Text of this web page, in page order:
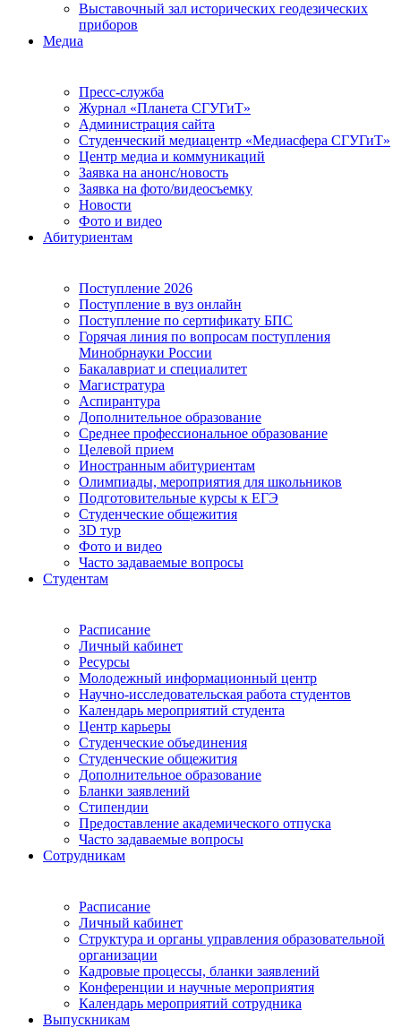
Выставочный зал исторических геодезических
приборов
Медиа
Пресс-служба
Журнал «Планета СГУГиТ»
Администрация сайта
Студенческий медиацентр «Медиасфера СГУГиТ»
Центр медиа и коммуникаций
Заявка на анонс/новость
Заявка на фото/видеосъемку
Новости
Фото и видео
Абитуриентам
Поступление 2026
Поступление в вуз онлайн
Поступление по сертификату БПС
Горячая линия по вопросам поступления
Минобрнауки России
Бакалавриат и специалитет
Магистратура
Аспирантура
Дополнительное образование
Среднее профессиональное образование
Целевой прием
Иностранным абитуриентам
Олимпиады, мероприятия для школьников
Подготовительные курсы к ЕГЭ
Студенческие общежития
3D тур
Фото и видео
Часто задаваемые вопросы
Студентам
Расписание
Личный кабинет
Ресурсы
Молодежный информационный центр
Научно-исследовательская работа студентов
Календарь мероприятий студента
Центр карьеры
Студенческие объединения
Студенческие общежития
Дополнительное образование
Бланки заявлений
Стипендии
Предоставление академического отпуска
Часто задаваемые вопросы
Сотрудникам
Расписание
Личный кабинет
Структура и органы управления образовательной
организации
Кадровые процессы, бланки заявлений
Конференции и научные мероприятия
Календарь мероприятий сотрудника
Выпускникам